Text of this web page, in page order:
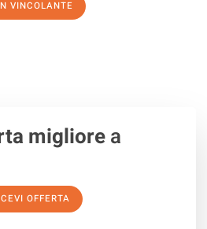
VINCOLANTE
migliorea
OFFERTA